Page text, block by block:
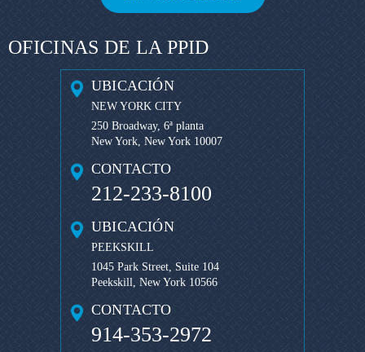
OFICINAS DE LA PPID
UBICACIÓN
NEW YORK CITY
250 Broadway, 6ª planta
New York, New York 10007
CONTACTO
212-233-8100
UBICACIÓN
PEEKSKILL
1045 Park Street, Suite 104
Peekskill, New York 10566
CONTACTO
914-353-2972